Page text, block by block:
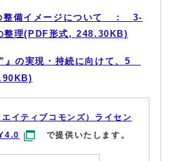
整備イメージについて ： 3-
理(PDF形式, 248.30KB)
の実現・持続に向けて、5
イティブコモンズ）ライセン
で提供いたします。